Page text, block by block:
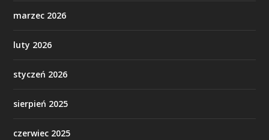
marzec 2026
luty 2026
styczeń 2026
sierpień 2025
czerwiec 2025